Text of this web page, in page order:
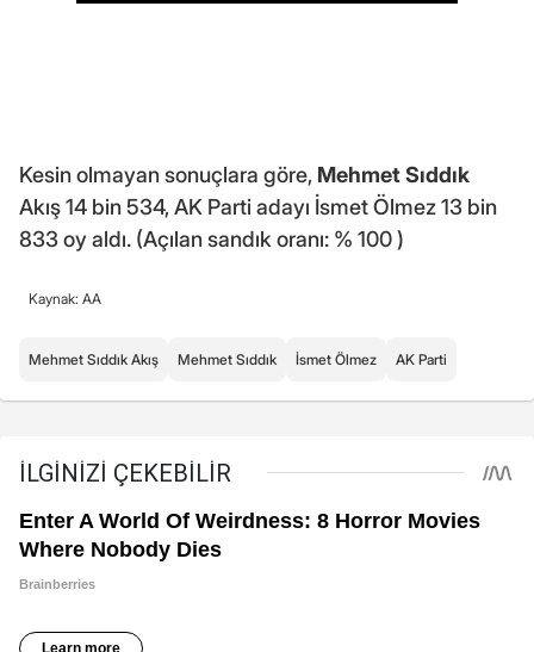
Kesin olmayan sonuçlara göre, Mehmet Sıddık
Akış 14 bin 534, AK Parti adayı İsmet Ölmez 13 bin
833 oy aldı. (Açılan sandık oranı: % 100 )
Kaynak: AA
Mehmet Sıddık Akış Mehmet Sıddık İsmet Ölmez AK Parti